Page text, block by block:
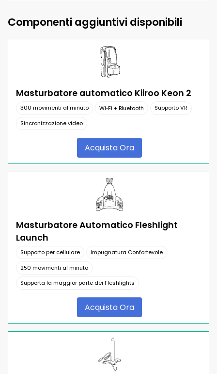
Componenti aggiuntivi disponibili
Masturbatore automatico Kiiroo Keon 2
300 movimenti al minuto Wi‑Fi + Bluetooth Supporto VR
Sincronizzazione video
Acquista Ora
Masturbatore Automatico Fleshlight
Launch
Supporto per cellulare
Impugnatura Confortevole
250 movimenti al minuto
Supporta la maggior parte dei Fleshlights
Acquista Ora